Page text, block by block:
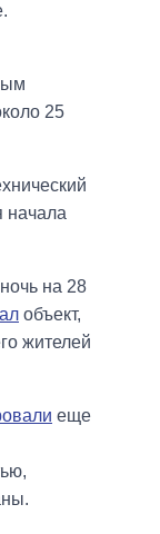
25
начала
на 28
объект,
жителей
еще